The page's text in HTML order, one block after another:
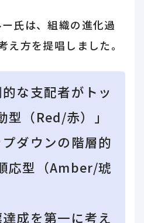
氏は、組織の進化過
え方を提唱しました。
な支配者がトッ
型（Red/赤）」
ダウンの階層的
応型（Amber/琥
成を第一に考え